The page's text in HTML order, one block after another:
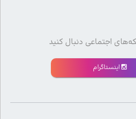
اجتماعی دنبال کنید
اینستاگرام